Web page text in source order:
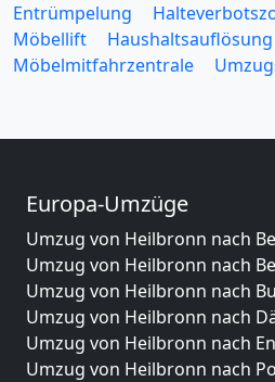
Entrümpelung
Möbellift
Haushaltsauflösung
Möbelmitfahrzentrale
Europa-Umzüge
Umzug von Heilbronn nach
Umzug von Heilbronn nach
Umzug von Heilbronn nach
Umzug von Heilbronn nach
Umzug von Heilbronn nach
Umzug von Heilbronn nach